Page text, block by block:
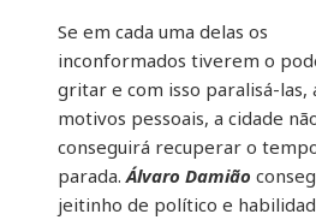
Se em cada uma delas os
inconformados tiverem o
gritar e com isso paralisá-las,
motivos pessoais, a cidade
conseguirá recuperar o
parada.Álvaro Damião
jeitinho de político e